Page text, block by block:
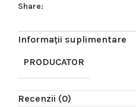
Share:
Informații suplimentare
PRODUCATOR
Recenzii (0)